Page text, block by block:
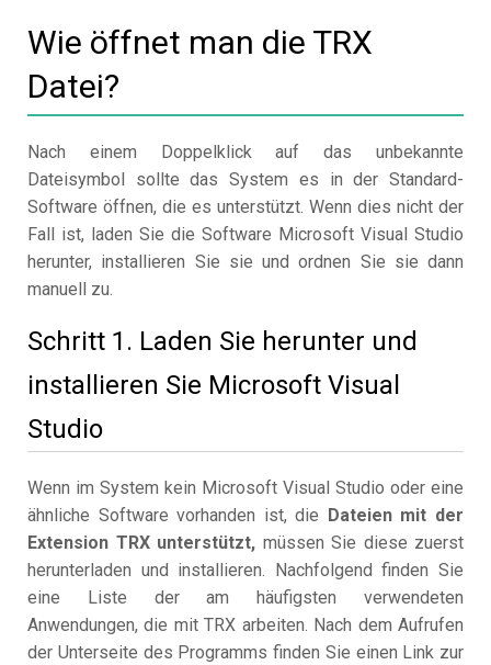
Wie öffnet man die TRX
Datei?
Nach einem Doppelklick auf das unbekannte
Dateisymbol sollte das System es in der Standard-
Software öffnen, die es unterstützt. Wenn dies nicht der
Fall ist, laden Sie die Software Microsoft Visual Studio
herunter, installieren Sie sie und ordnen Sie sie dann
manuell zu.
Schritt 1. Laden Sie herunter und
installieren Sie Microsoft Visual
Studio
Wenn im System kein Microsoft Visual Studio oder eine
ähnliche Software vorhanden ist, die
Dateien mit der
Extension TRX unterstützt, müssen Sie diese zuerst
herunterladen und installieren. Nachfolgend finden Sie
eine Liste der am häufigsten verwendeten
Anwendungen, die mit TRX arbeiten. Nach dem Aufrufen
der Unterseite des Programms finden Sie einen Link zur